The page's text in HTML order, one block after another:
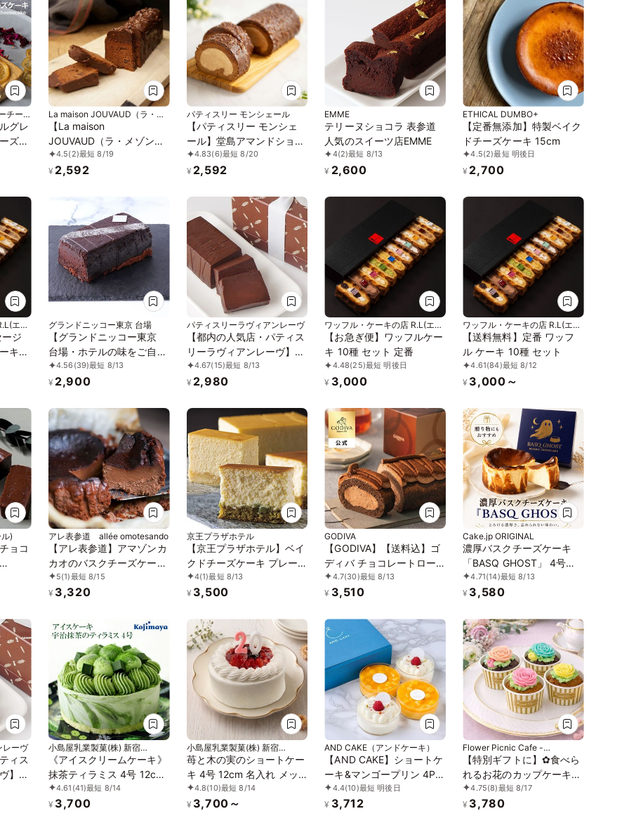
チー
グレ
ズケ
La maison JOUVAUD（ラ・メ
ゾン・ジュヴォー）
【La maison
JOUVAUD（ラ・メゾン・
ジュヴォー）】ケークショ
コラ
4.5(2)最短 8/19
¥ 2,592
パティスリー モンシェール
【パティスリー モンシェ
ール】堂島アマンドショコ
ラロール
4.83(6)最短 8/20
¥ 2,592
EMME
テリーヌショコラ 表参道
人気のスイーツ店EMME
4(2)最短 8/13
¥ 2,600
ETHICAL DUMBO+
【定番無添加】特製ベイク
ドチーズケーキ 15cm
4.5(2)最短 明後日
¥ 2,700
エー
ジ
キ10
グランドニッコー東京 台場
【グランドニッコー東京
台場・ホテルの味をご自宅
で】ショコラ ドゥ スール
4.56 (39)最短 8/13
¥ 2,900
パティスリーラヴィアンレーヴ
【都内の人気店・パティス
リーラヴィアンレーヴ】テ
リーヌショコラ
4.67(15)最短 8/13
¥ 2,980
ワッフル・ケーキの店 R.L(エー
ル・エル)
【お急ぎ便】ワッフルケー
キ 10種 セット 定番
4.48(25)最短 明後日
¥ 3,000
ワッフル・ケーキの店 R.L(エー
ル・エル)
【送料無料】定番 ワッフ
ル ケーキ 10種 セット
4.61(84)最短 8/12
¥ 3,000～
)
ョコ
アレ表参道 allée omotesando
【アレ表参道】アマゾンカ
カオのバスクチーズケーキ
4号
5(1)最短 8/15
¥ 3,320
京王プラザホテル
【京王プラザホテル】ベイ
クドチーズケーキ プレー
ン＆ピスタチオ 2個セット
4(1)最短 8/13
¥ 3,500
GODIVA
【GODIVA】【送料込】ゴ
ディバ チョコレートロー
ルケーキ お中元2026
4.7(30)最短 8/13
¥ 3,510
Cake.jp ORIGINAL
濃厚バスクチーズケーキ
「BASQ GHOST」 4号
（12㎝）｜香ばしさととろ
ける幻のくちどけ
4.71(14)最短 8/13
¥ 3,580
レーヴ
ィス
】テ
小島屋乳業製菓(株) 新宿
Kojimaya
《アイスクリームケーキ》
抹茶ティラミス 4号 12cm
名入れ メッセージ 選択可
チョコプレート お中元
4.61 (41)最短 8/14
¥ 3,700
小島屋乳業製菓(株) 新宿
Kojimaya
苺と木の実のショートケー
キ 4号 12cm 名入れ メッ
セージ 選択可 チョコ プレ
ート お中元 2026 アイス
4.8(10)最短 8/14
¥ 3,700～
AND CAKE（アンドケーキ）
【AND CAKE】ショートケ
ーキ&マンゴープリン 4P
お中元2026
4.4(10)最短 明後日
¥ 3,712
Flower Picnic Cafe -
Hakodate-
【特別ギフトに】✿食べら
れるお花のカップケーキ＜
4個セット＞
4.75(8)最短 8/17
¥ 3,780